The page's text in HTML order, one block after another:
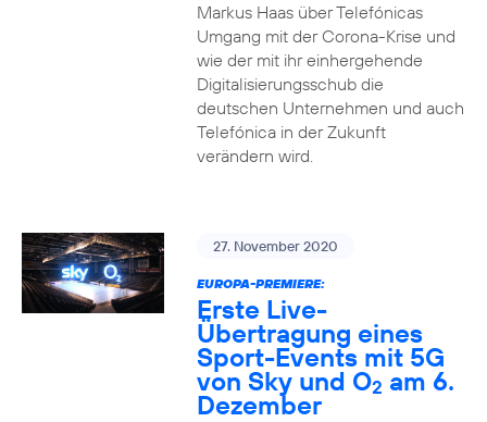
Markus Haas über Telefónicas
Umgang mit der Corona-Krise und
wie der mit ihr einhergehende
Digitalisierungsschub die
deutschen Unternehmen und auch
Telefónica in der Zukunft
verändern wird.
27. November 2020
EUROPA-PREMIERE:
Erste Live-
Übertragung eines
Sport-Events mit 5G
von Sky und O2 am 6.
Dezember